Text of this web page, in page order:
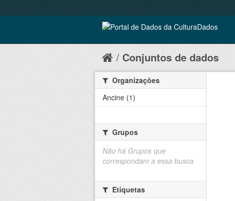
Conjuntos de dados
Organizações
Ancine (1)
Grupos
Não há Grupos que
correspondam a essa busca
Etiquetas